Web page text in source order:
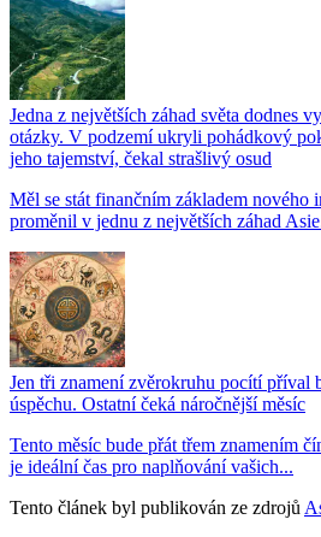
Jedna z největších záhad světa dodnes
otázky. V podzemí ukryli pohádkový
jeho tajemství, čekal strašlivý osud
Měl se stát finančním základem nového
proměnil v jednu z největších záhad
Jen tři znamení zvěrokruhu pocítí příval
úspěchu. Ostatní čeká náročnější měsíc
Tento měsíc bude přát třem znamením
je ideální čas pro naplňování vašich...
Tento článek byl publikován ze zdrojů